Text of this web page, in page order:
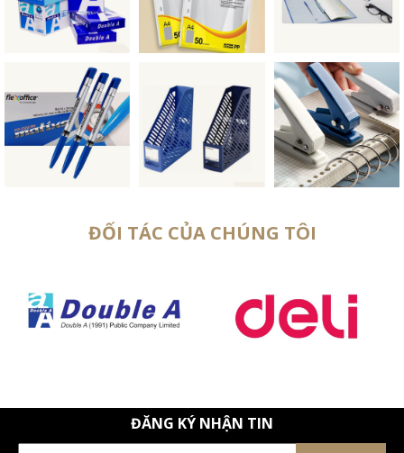
ĐỐI TÁC CỦA CHÚNG TÔI
ĐĂNG KÝ NHẬN TIN